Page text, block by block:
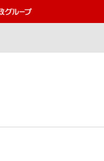
郵便局・日本郵政グルー